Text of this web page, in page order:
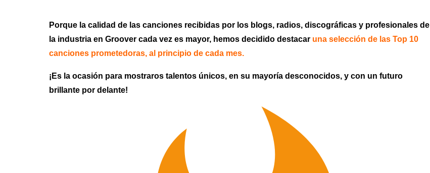
Porque la calidad de las canciones recibidas por los blogs, radios, discográficas y profesionales de
la industria en Groover cada vez es mayor, hemos decidido destacar una selección de las Top 10
canciones prometedoras, al principio de cada mes.
¡Es la ocasión para mostraros talentos únicos, en su mayoría desconocidos, y con un futuro
brillante por delante!